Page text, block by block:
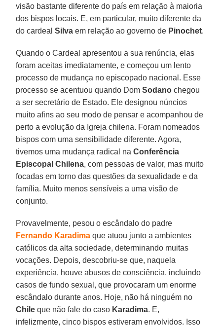
visão bastante diferente do país em relação à maioria
dos bispos locais. E, em particular, muito diferente da
do cardealSilva em relação ao governo de Pinochet.
Quando o Cardeal apresentou a sua renúncia, elas
foram aceitas imediatamente, e começou um lento
processo de mudança no episcopado nacional. Esse
processo se acentuou quando DomSodano chegou
a ser secretário de Estado. Ele designou núncios
muito afins ao seu modo de pensar e acompanhou de
perto a evolução da Igreja chilena. Foram nomeados
bispos com uma sensibilidade diferente. Agora,
tivemos uma mudança radical naConferência
Episcopal Chilena, com pessoas de valor, mas muito
focadas em torno das questões da sexualidade e da
família. Muito menos sensíveis a uma visão de
conjunto.
Provavelmente, pesou o escândalo do padre
Fernando Karadima que atuou junto a ambientes
católicos da alta sociedade, determinando muitas
vocações. Depois, descobriu-se que, naquela
experiência, houve abusos de consciência, incluindo
casos de fundo sexual, que provocaram um enorme
escândalo durante anos. Hoje, não há ninguém no
Chile que não fale do caso Karadima. E,
infelizmente, cinco bispos estiveram envolvidos. Isso